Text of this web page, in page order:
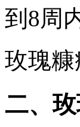
到8周
玫瑰
二、